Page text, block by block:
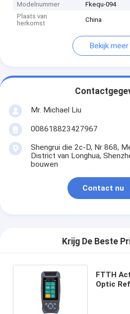
Modelnummer
Fkequ-094
Plaats van
herkomst
China
Bekijk meer
Mr. Michael Liu
008618823427967
Shengrui die 2c-D, Nr 868,
District van Longhua,
bouwen
Contact nu
Krijg De Beste
FTTH
Optic